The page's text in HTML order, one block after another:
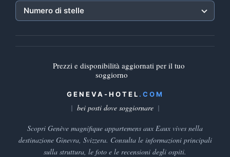
Numero di stelle
Prezzi e disponibilità aggiornati per il tuo
soggiorno
GENEVA-HOTEL .COM
bei posti dove soggiornare
Scopri Genève magnifique appartemens aux Eaux vives nella
destinazione Ginevra, Svizzera. Consulta le informazioni principali
sulla struttura, le foto e le recensioni degli ospiti.